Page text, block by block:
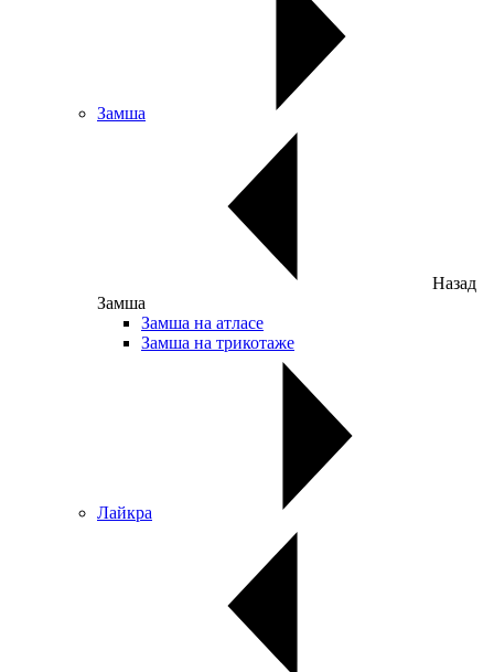
Замша
Назад
Замша
Замша на атласе
Замша на трикотаже
Лайкра